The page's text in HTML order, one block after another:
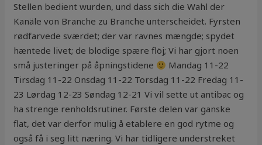
Stellen bedient wurden, und dass sich die Wahl der
Kanäle von Branche zu Branche unterscheidet. Fyrsten
rødfarvede sværdet; der var ravnes mængde; spydet
hæntede livet; de blodige spære flöj; Vi har gjort noen
små justeringer på åpningstidene
Mandag 11-22
Tirsdag 11-22 Onsdag 11-22 Torsdag 11-22 Fredag 11-
23 Lørdag 12-23 Søndag 12-21 Vi vil sette ut antibac og
ha strenge renholdsrutiner. Første delen var ganske
flat, det var derfor mulig å etablere en god rytme og
også få i seg litt næring. Vi har tidligere understreket